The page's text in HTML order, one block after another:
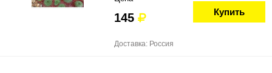
145 Купить
Доставка: Россия